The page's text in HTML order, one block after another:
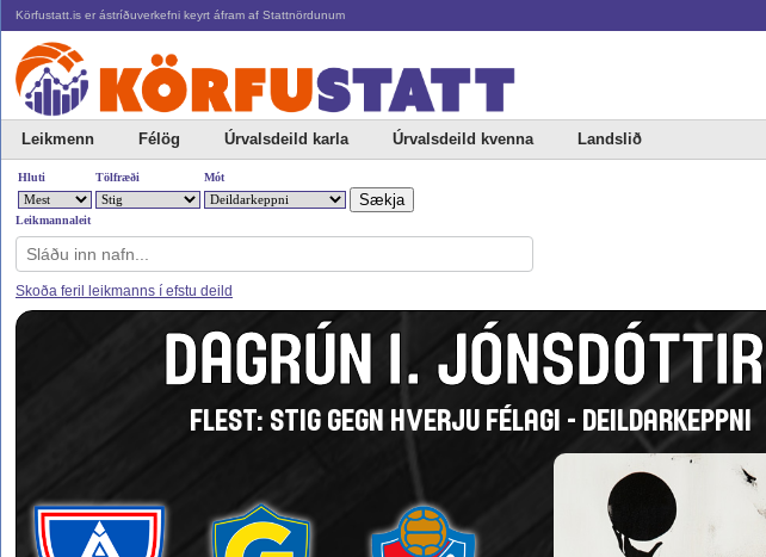
Körfustatt.is er ástríðuverkefni keyrt áfram af Stattnördunum
Leikmenn Félög Úrvalsdeild karla Úrvalsdeild kvenna Landslið
Hluti Tölfræði Mót
Leikmannaleit
Skoða feril leikmanns í efstu deild
DAGRÚN I. JÓNSDÓTTIR
FLEST: STIG GEGN HVERJU FÉLAGI - DEILDARKEPPNI